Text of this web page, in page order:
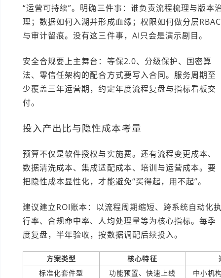
“运营可持续”。明确三件事：谁负责流程梳理与版本
理；数据如何入湖并形成血缘；权限如何做分层RBAC
与审计留痕。没有这三件事，AI只会是演示剧目。
安全合规要上主舞台：等保2.0、分级保护、国密算
法、零信任架构的配合方式要写入合同。服务周期至
少覆盖三年运营期，约定年度流程复盘与指标看板交
付。
投入产出比与隐性成本考量
预算不仅是软件授权与实施费。还有流程变更成本、
数据清洗成本、集成适配成本、培训与运营成本。要
把隐性成本显性化，才能避免“买得起，用不起”。
建议建立ROI账本：以流程周期缩短、跨系统自动化
行率、合规命中率、人均处理量等为核心指标。每季
度复盘，半年验收，按数据调配后续投入。
方案类型 核心特征
标准化套件型
功能预置、快速上线
中小机